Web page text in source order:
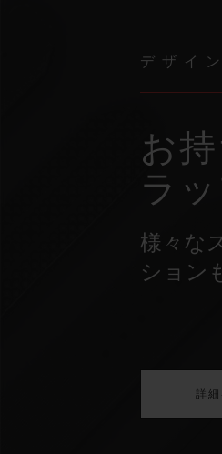
デザイン
お
ラ
様々な
ション
詳細